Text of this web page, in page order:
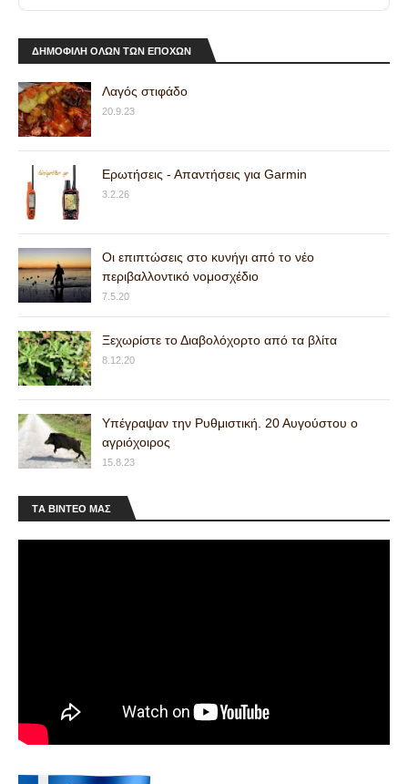
ΔΗΜΟΦΙΛΗ ΟΛΩΝ ΤΩΝ ΕΠΟΧΩΝ
Λαγός στιφάδο
20.9.23
Ερωτήσεις - Απαντήσεις για Garmin
3.2.26
Οι επιπτώσεις στο κυνήγι από το νέο
περιβαλλοντικό νομοσχέδιο
7.5.20
Ξεχωρίστε το Διαβολόχορτο από τα βλίτα
8.12.20
Υπέγραψαν την Ρυθμιστική. 20 Αυγούστου ο
αγριόχοιρος
15.8.23
ΤA ΒΙΝΤΕΟ MAΣ